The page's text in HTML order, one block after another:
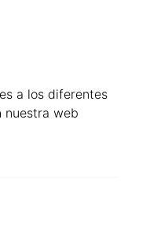
a los diferentes
nuestra web